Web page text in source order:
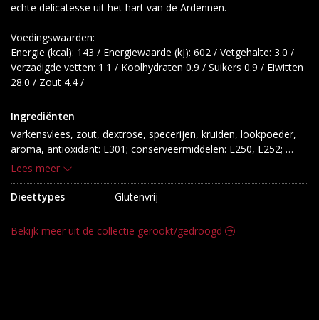
echte delicatesse uit het hart van de Ardennen.
Voedingswaarden:
Energie (kcal): 143 / Energiewaarde (kJ): 602 / Vetgehalte: 3.0 /
Verzadigde vetten: 1.1 / Koolhydraten 0.9 / Suikers 0.9 / Eiwitten
28.0 / Zout 4.4 /
Ingrediënten
Varkensvlees, zout, dextrose, specerijen, kruiden, lookpoeder,
aroma, antioxidant: E301; conserveermiddelen: E250, E252;
oppervlaktebehandeling: conserveermiddel: E202; rook.
Lees meer
Dieettypes Glutenvrij
Bekijk meer uit de collectie gerookt/gedroogd